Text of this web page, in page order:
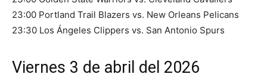
23:00 Portland Trail Blazers vs. New Orleans Pelicans
23:30 Los Ángeles Clippers vs. San Antonio Spurs
Viernes 3 de abril del 2026